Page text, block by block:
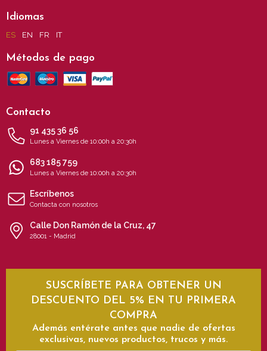
Idiomas
ES EN FR IT
Métodos de pago
Contacto
91 435 36 56
Lunes a Viernes de 10:00h a 20:30h
683 185 759
Lunes a Viernes de 10:00h a 20:30h
Escríbenos
Contacta con nosotros
Calle Don Ramón de la Cruz, 47
28001 - Madrid
SUSCRÍBETE PARA OBTENER UN
DESCUENTO DEL 5% EN TU PRIMERA
COMPRA
Además entérate antes que nadie de ofertas
exclusivas, nuevos productos, trucos y más.